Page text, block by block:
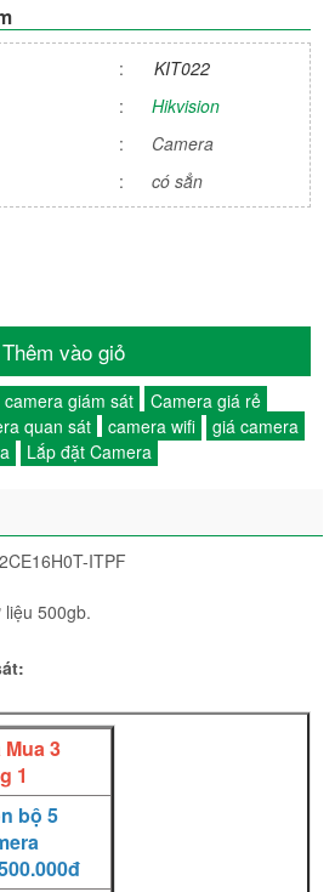
:
KIT022
:
Hikvision
:
Camera
: có sẳn
Thêm vào giỏ
camera giám sát
Camera giá rẻ
quan sát camera wifi
giá camera
Lắp đặt Camera
ITPF
500gb.
Mua 3
1
bộ 5